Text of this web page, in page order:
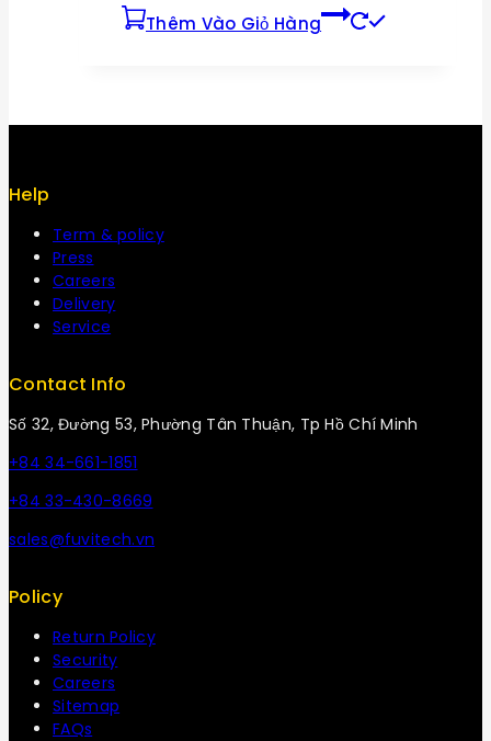
Thêm Vào Giỏ Hàng
Help
Term & policy
Press
Careers
Delivery
Service
Contact Info
Số 32, Đường 53, Phường Tân Thuận, Tp Hồ Chí Minh
+84 34-661-1851
+84 33-430-8669
sales@fuvitech.vn
Policy
Return Policy
Security
Careers
Sitemap
FAQs